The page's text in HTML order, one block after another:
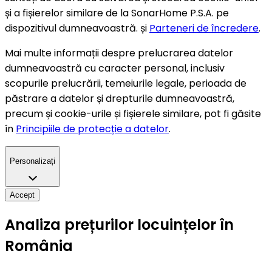
și a fișierelor similare de la SonarHome P.S.A. pe
dispozitivul dumneavoastră. și Parteneri de încredere.
Mai multe informații despre prelucrarea datelor
dumneavoastră cu caracter personal, inclusiv
scopurile prelucrării, temeiurile legale, perioada de
păstrare a datelor și drepturile dumneavoastră,
precum și cookie-urile și fișierele similare, pot fi găsite
în Principiile de protecție a datelor.
Personalizați
Accept
Analiza prețurilor locuințelor în
România